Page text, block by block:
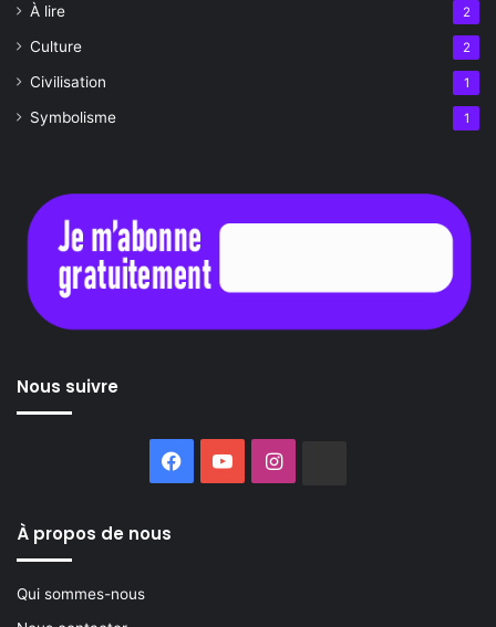
À lire 2
Culture 2
Civilisation 1
Symbolisme 1
Nous suivre
Facebook
YouTubeInstagram
À propos de nous
Qui sommes-nous